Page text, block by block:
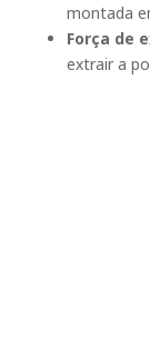
montada
Força de
extrair a